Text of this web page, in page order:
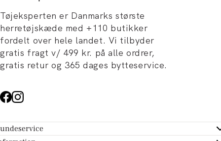
Tøjeksperten er Danmarks største
herretøjskæde med +110 butikker
fordelt over hele landet. Vi tilbyder
gratis fragt v/ 499 kr. på alle ordrer,
gratis retur og 365 dages bytteservice.
- Hjælpecenter